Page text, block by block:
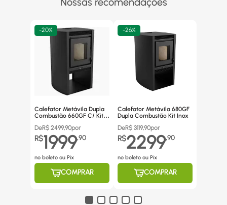
-20%
Calefator Metávila Dupla
Combustão 660GF C/ Kit
DeR$ 2499,90por
R$1999,90
no boleto ou Pix
COMPRAR
-26%
Calefator Metávila 680GF
Dupla Combustão Kit Inox
DeR$ 3119,90por
R$2299,90
no boleto ou Pix
COMPRAR